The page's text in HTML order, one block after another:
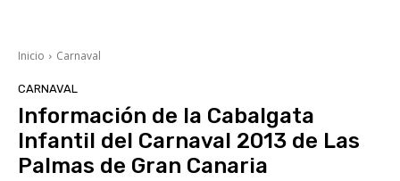
Inicio Carnaval
CARNAVAL
Información de la Cabalgata
Infantil del Carnaval 2013 de Las
Palmas de Gran Canaria